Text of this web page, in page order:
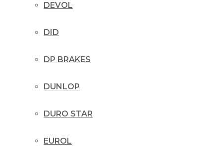
DEVOL
DID
DP BRAKES
DUNLOP
DURO STAR
EUROL